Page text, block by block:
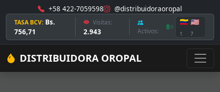
+58 422-7059598 @distribuidoraoropal
TASA BCV: Bs.
756,71
Visitas:
2.943 Activos: 8
🇻🇪
1
🇺🇸
7
DISTRIBUIDORA OROPAL